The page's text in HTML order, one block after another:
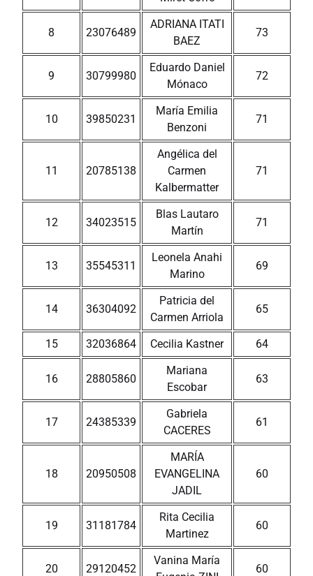
8 23076489
ADRIANA ITATI
BAEZ
73
9 30799980
Eduardo Daniel
Mónaco
72
10 39850231
María Emilia
Benzoni
71
11 20785138
Angélica del
Carmen
Kalbermatter
71
12 34023515
Blas Lautaro
Martín
71
13 35545311
Leonela Anahi
Marino
69
14 36304092
Patricia del
Carmen Arriola
65
15 32036864 Cecilia Kastner 64
16 28805860
Mariana
Escobar
63
17 24385339
Gabriela
CACERES
61
18 20950508
MARÍA
EVANGELINA
JADIL
60
19 31181784
Rita Cecilia
Martinez
60
20 29120452
Vanina María
60